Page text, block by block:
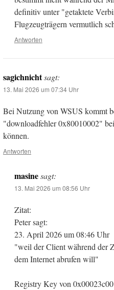
definitiv unter "getaktete
Flugzeugträgern vermutlich
Antworten
sagichnichtsagt:
13. Mai 2026 um 07:34 Uhr
Bei Nutzung von WSUS kommt
"downloadfehler 0x80010002"
können.
Antworten
masine sagt:
13. Mai 2026 um 08:56 Uhr
Zitat:
Peter sagt:
23. April 2026 um 08:46 Uhr
"weil der Client während der
dem Internet abrufen will"
Registry Key von